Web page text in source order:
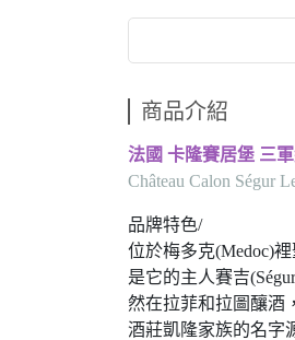
商品介紹
法國 卡隆賽居堡 三
Château Calon Ségur
品牌特色/
位於梅多克(Medoc)
是它的主人賽吉
然在拉菲和拉圖釀酒
酒莊凱隆家族的名字